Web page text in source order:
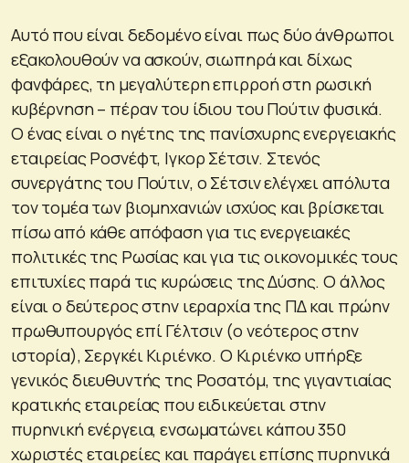
Αυτό που είναι δεδομένο είναι πως δύο άνθρωποι
εξακολουθούν να ασκούν, σιωπηρά και δίχως
φανφάρες, τη μεγαλύτερη επιρροή στη ρωσική
κυβέρνηση – πέραν του ίδιου του Πούτιν φυσικά.
Ο ένας είναι ο ηγέτης της πανίσχυρης ενεργειακής
εταιρείας Ροσνέφτ, Ιγκορ Σέτσιν. Στενός
συνεργάτης του Πούτιν, ο Σέτσιν ελέγχει απόλυτα
τον τομέα των βιομηχανιών ισχύος και βρίσκεται
πίσω από κάθε απόφαση για τις ενεργειακές
πολιτικές της Ρωσίας και για τις οικονομικές τους
επιτυχίες παρά τις κυρώσεις της Δύσης. Ο άλλος
είναι ο δεύτερος στην ιεραρχία της ΠΔ και πρώην
πρωθυπουργός επί Γέλτσιν (ο νεότερος στην
ιστορία), Σεργκέι Κιριένκο. Ο Κιριένκο υπήρξε
γενικός διευθυντής της Ροσατόμ, της γιγαντιαίας
κρατικής εταιρείας που ειδικεύεται στην
πυρηνική ενέργεια, ενσωματώνει κάπου 350
χωριστές εταιρείες και παράγει επίσης πυρηνικά